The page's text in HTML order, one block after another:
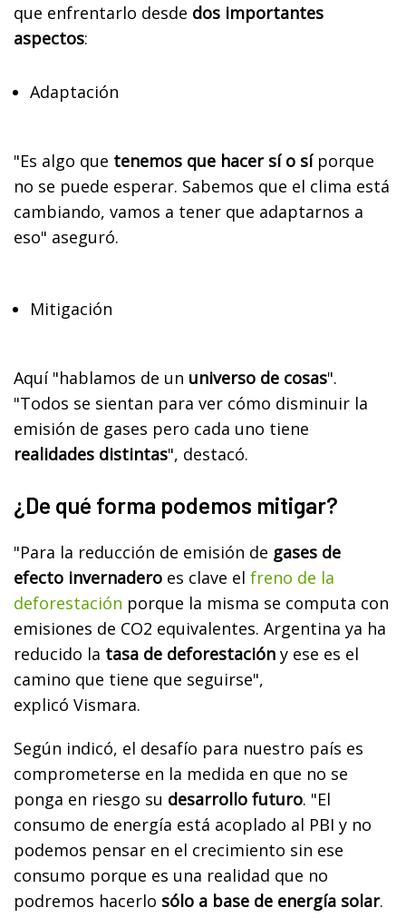
que enfrentarlo desde dos importantes
aspectos:
Adaptación
"Es algo que tenemos que hacer sí o síporque
no se puede esperar. Sabemos que el clima está
cambiando, vamos a tener que adaptarnos a
eso" aseguró.
Mitigación
Aquí "hablamos de un universo de cosas".
"Todos se sientan para ver cómo disminuir la
emisión de gases pero cada uno tiene
realidades distintas", destacó.
¿De qué forma podemos mitigar?
"Para la reducción de emisión de gases de
efecto invernadero es clave el freno de la
deforestación porque la misma se computa con
emisiones de CO2 equivalentes. Argentina ya ha
reducido la tasa de deforestación y ese es el
camino que tiene que seguirse",
explicó Vismara.
Según indicó, el desafío para nuestro país es
comprometerse en la medida en que no se
ponga en riesgo su desarrollo futuro. "El
consumo de energía está acoplado al PBI y no
podemos pensar en el crecimiento sin ese
consumo porque es una realidad que no
podremos hacerlo sólo a base de energía solar.